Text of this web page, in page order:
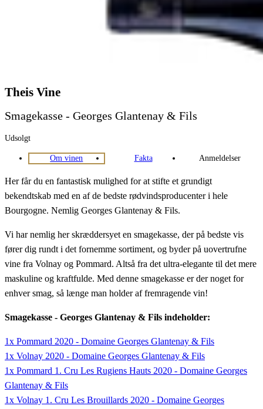
Theis Vine
Smagekasse - Georges Glantenay & Fils
Udsolgt
Om vinen Fakta Anmeldelser
Her får du en fantastisk mulighed for at stifte et grundigt
bekendtskab med en af de bedste rødvindsproducenter i hele
Bourgogne. Nemlig Georges Glantenay & Fils.
Vi har nemlig her skræddersyet en smagekasse, der på bedste vis
fører dig rundt i det fornemme sortiment, og byder på uovertrufne
vine fra Volnay og Pommard. Altså fra det ultra-elegante til det mere
maskuline og kraftfulde. Med denne smagekasse er der noget for
enhver smag, så længe man holder af fremragende vin!
Smagekasse - Georges Glantenay & Fils indeholder:
1x Pommard 2020 - Domaine Georges Glantenay & Fils
1x Volnay 2020 - Domaine Georges Glantenay & Fils
1x Pommard 1. Cru Les Rugiens Hauts 2020 - Domaine Georges
Glantenay & Fils
1x Volnay 1. Cru Les Brouillards 2020 - Domaine Georges